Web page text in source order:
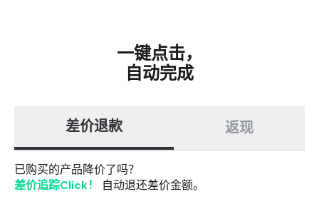
一键点击，
自动完成
差价退款 返现
已购买的产品降价了吗？
差价追踪Click！
自动退还差价金额。